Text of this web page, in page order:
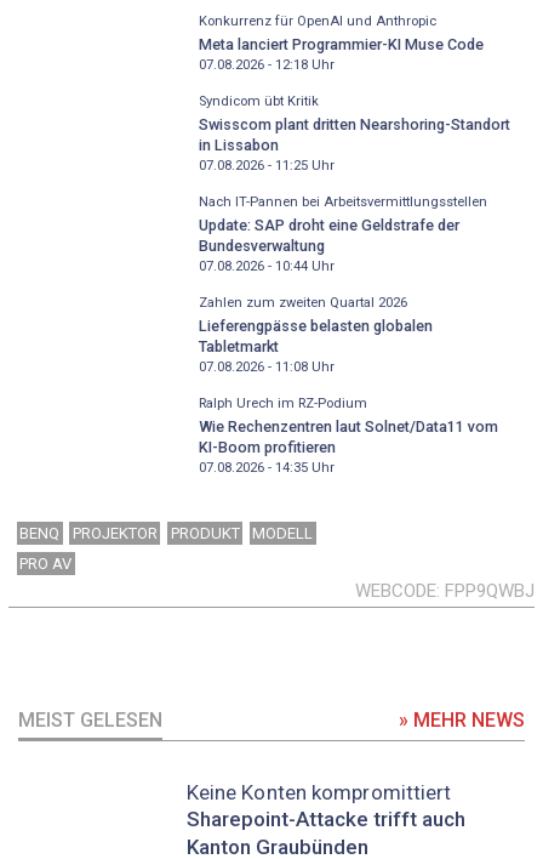
Konkurrenz für OpenAI und Anthropic
Meta lanciert Programmier-KI Muse Code
07.08.2026 - 12:18Uhr
Syndicom übt Kritik
Swisscom plant dritten Nearshoring-Standort
in Lissabon
07.08.2026 - 11:25Uhr
Nach IT-Pannen bei Arbeitsvermittlungsstellen
Update: SAP droht eine Geldstrafe der
Bundesverwaltung
07.08.2026 - 10:44Uhr
Zahlen zum zweiten Quartal 2026
Lieferengpässe belasten globalen
Tabletmarkt
07.08.2026 - 11:08Uhr
Ralph Urech im RZ-Podium
Wie Rechenzentren laut Solnet/Data11 vom
KI-Boom profitieren
07.08.2026 - 14:35Uhr
BENQ PROJEKTOR PRODUKT
MODELL
PRO AV
WEBCODE FPP9QWBJ
MEIST GELESEN » MEHR NEWS
Keine Konten kompromittiert
Sharepoint-Attacke trifft auch
Kanton Graubünden